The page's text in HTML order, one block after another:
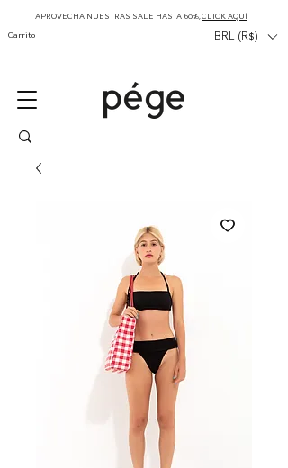
Carrito
APROVECHA NUESTRAS SALE HASTA 60%,CLICK AQUÍ
BRL (R$)